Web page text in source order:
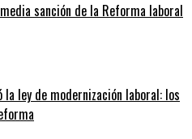
sanción de la Reforma laboral
la ley de modernización laboral: los